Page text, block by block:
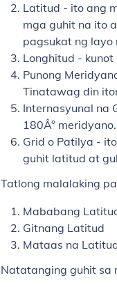
Latitud - ito ang
mga guhit na ito
pagsukat ng
Longhitud -
Punong
Tinatawag din
Internasyunal na
180Â°
Grid o Patilya -
guhit latitud at
Tatlong malalaking
Mababang
Gitnang Latitud
Mataas na
Natatanging guhit sa